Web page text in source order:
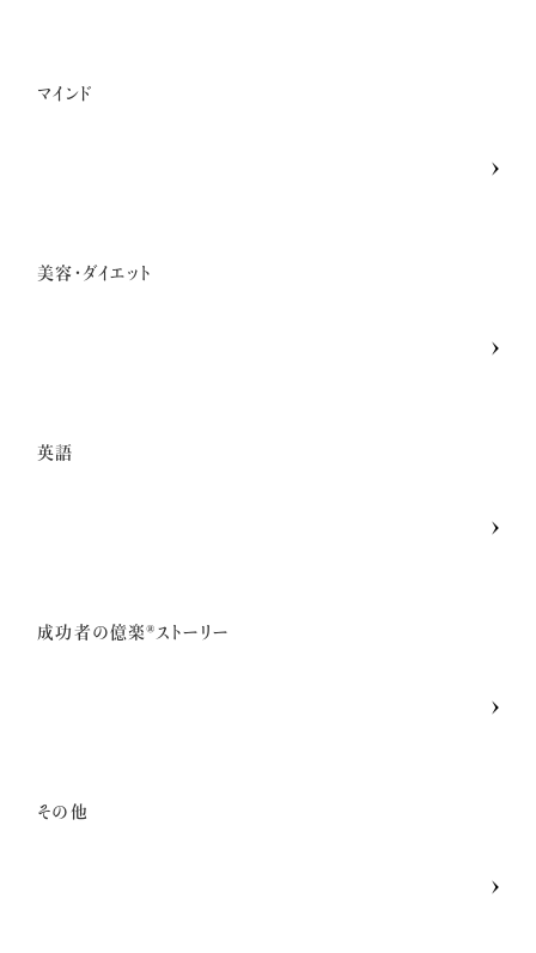
マインド
美容・ダイエット
英語
成功者の億楽®ストーリー
その他